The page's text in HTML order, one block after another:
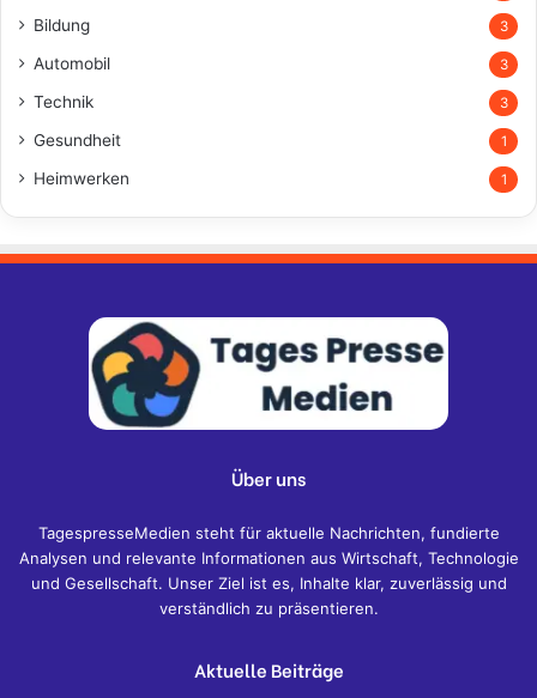
Bildung 3
Automobil 3
Technik 3
Gesundheit 1
Heimwerken 1
Über uns
TagespresseMedien steht für aktuelle Nachrichten, fundierte
Analysen und relevante Informationen aus Wirtschaft, Technologie
und Gesellschaft. Unser Ziel ist es, Inhalte klar, zuverlässig und
verständlich zu präsentieren.
Aktuelle Beiträge